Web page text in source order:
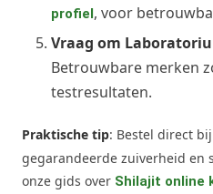
profiel, voor
Vraag om
Betrouwbare merken
testresultaten.
Praktische tip: Bestel direct bij
gegarandeerde zuiverheid en
onze gids over Shilajit online